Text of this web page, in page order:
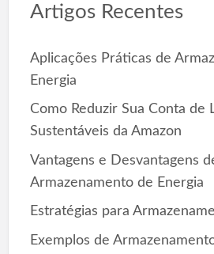
h
o
r
Artigos Recentes
Aplicações Práticas de
Energia
Como Reduzir Sua Conta de
Sustentáveis da Amazon
Vantagens e Desvantagens
Armazenamento de Energia
Estratégias para
Exemplos de